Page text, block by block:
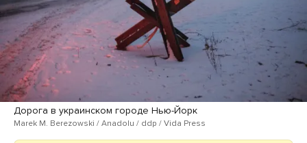
Дорога в украинском городе Нью-Йорк
Marek M. Berezowski / Anadolu / ddp / Vida Press